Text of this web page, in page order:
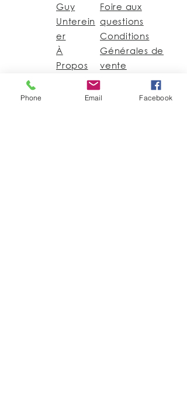
Guy
Unterein
er
À
Propos
Contact
Foire aux
questions
Conditions
Générales de
vente
Phone Email Facebook